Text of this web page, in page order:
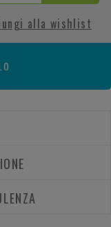
alla wishlist